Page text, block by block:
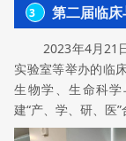
3 第二届临
2023年4月21
实验室等举办的临
生物学、生命科
建“产、学、研、医